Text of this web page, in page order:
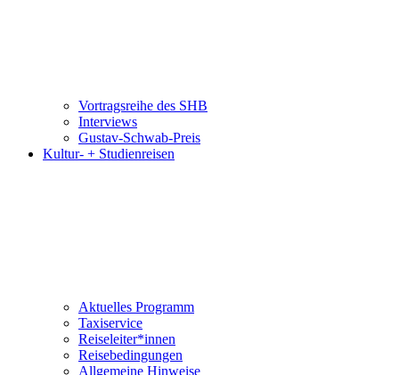
Vortragsreihe des SHB
Interviews
Gustav-Schwab-Preis
Kultur- + Studienreisen
Aktuelles Programm
Taxiservice
Reiseleiter*innen
Reisebedingungen
Allgemeine Hinweise